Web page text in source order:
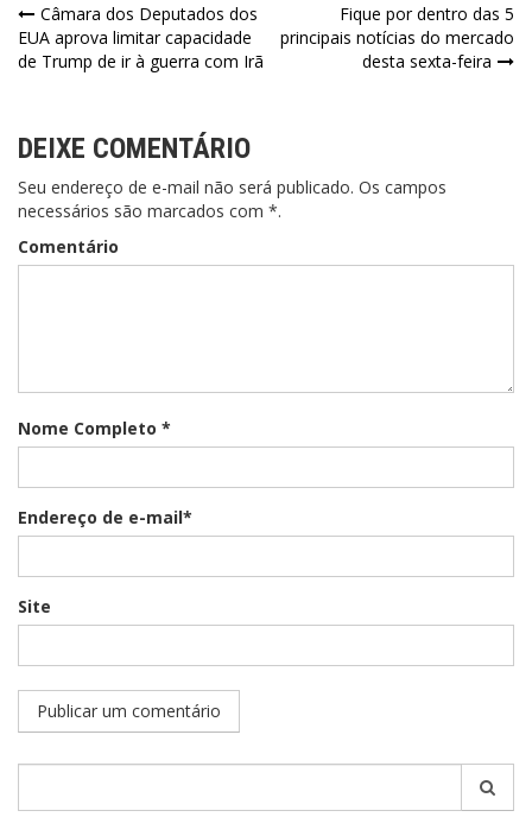
Navegação
de
Câmara dos Deputados dos
EUA aprova limitar capacidade
de Trump de ir à guerra com Irã
Fique por dentro das 5
principais notícias do mercado
desta sexta-feira
DEIXE COMENTÁRIO
Seu endereço de e-mail não será publicado. Os campos
necessários são marcados com *.
Comentário
Nome Completo *
Endereço de e-mail*
Site